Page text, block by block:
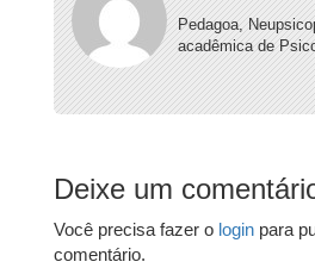
Pedagoa,
acadêmica de
Deixe um
Você precisa fazer o login para
comentário.